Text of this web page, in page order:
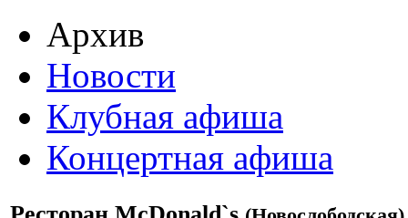
Архив
Новости
Клубная афиша
Концертная афиша